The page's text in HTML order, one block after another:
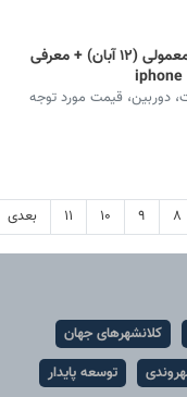
قیمت آیفون 13 معمولی (۱۲ آبان) + معرفی
مشخصات، دوربین، قیمت مورد توجه
۸ ۹ ۱۰ ۱۱ بعدی
کلانشهرهای جهان
توسعه پایدار